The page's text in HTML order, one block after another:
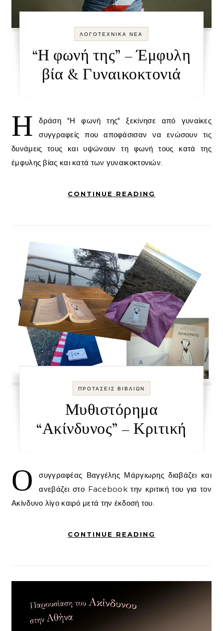
ΛΟΓΟΤΕΧΝΙΚΑ ΝΕΑ
“Η φωνή της” – Έμφυλη
βία & Γυναικοκτονιά
Η
δράση "Η φωνή της" ξεκίνησε από γυναίκες
συγγραφείς που αποφάσισαν να ενώσουν τις
δυνάμεις τους και υψώνουν τη φωνή τους κατά της
έμφυλης βίας και κατά των γυναικοκτονιών.
CONTINUE READING
ΠΡΟΤΑΣΕΙΣ ΒΙΒΛΙΩΝ
Μυθιστόρημα
“Ακίνδυνος” – Κριτική
Ο
συγγραφέας Βαγγέλης Μάργιωρης διαβάζει και
ανεβάζει στο Facebook την κριτική του για τον
Ακίνδυνο λίγο καιρό μετά την έκδοσή του.
CONTINUE READING